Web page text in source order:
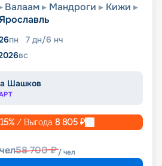
Валаам Мандроги
Кижи
Ярославль
пн 7 дн/6 нч
вс
Шашков
15% / Выгода 8 805 ₽
58 700₽/ чел